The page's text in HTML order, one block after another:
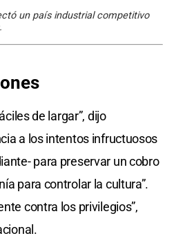
un país industrial competitivo
de largar”, dijo
a los intentos infructuosos
para preservar un cobro
para controlar la cultura”.
contra los privilegios”,